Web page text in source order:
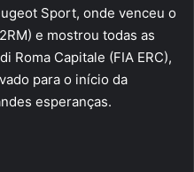
Sport, onde venceu o
e mostrou todas as
Roma Capitale (FIA ERC),
para o início da
esperanças.